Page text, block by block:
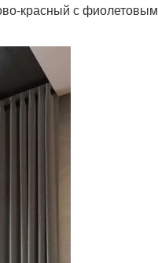
красный с фиолетовым